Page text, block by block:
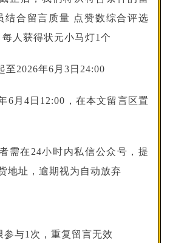
结合留言质量 点赞数综合评选
人获得状元小马灯1个
至2026年6月3日24:00
6月4日12:00，在本文留言区置
需在24小时内私信公众号，提
地址，逾期视为自动放弃
与1次，重复留言无效